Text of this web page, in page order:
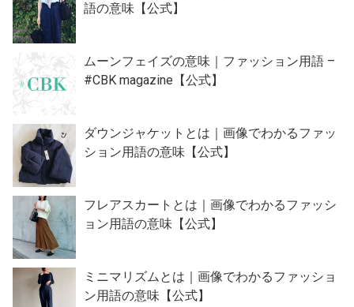
語の意味【公式】
ムーンフェイズの意味｜ファッション用語 –
#CBK magazine【公式】
ダウンジャケットとは｜画像でわかるファッ
ション用語の意味【公式】
フレアスカートとは｜画像でわかるファッシ
ョン用語の意味【公式】
ミニマリズムとは｜画像でわかるファッショ
ン用語の意味【公式】